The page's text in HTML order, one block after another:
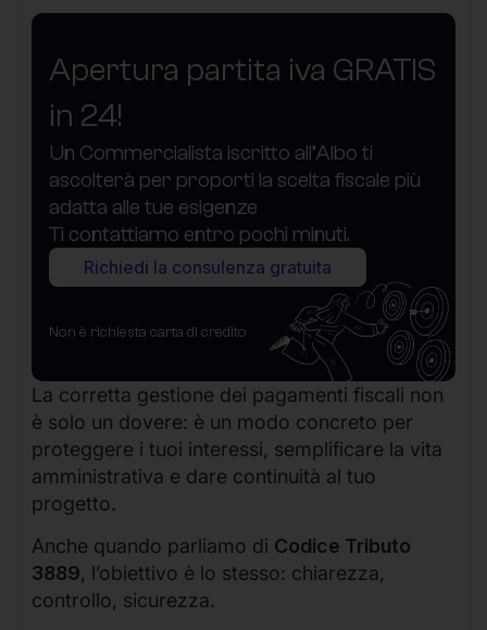
Apertura partita iva GRATIS
in 24!
Un Commercialista iscritto all’Albo ti
ascolterà per proporti la scelta fiscale più
adatta alle tue esigenze
Ti contattiamo entro pochi minuti.
Richiedi la consulenza gratuita
Non è richiesta carta di credito
La corretta gestione dei pagamenti fiscali non
è solo un dovere: è un modo concreto per
proteggere i tuoi interessi, semplificare la vita
amministrativa e dare continuità al tuo
progetto.
Anche quando parliamo di Codice Tributo
3889, l’obiettivo è lo stesso: chiarezza,
controllo, sicurezza.